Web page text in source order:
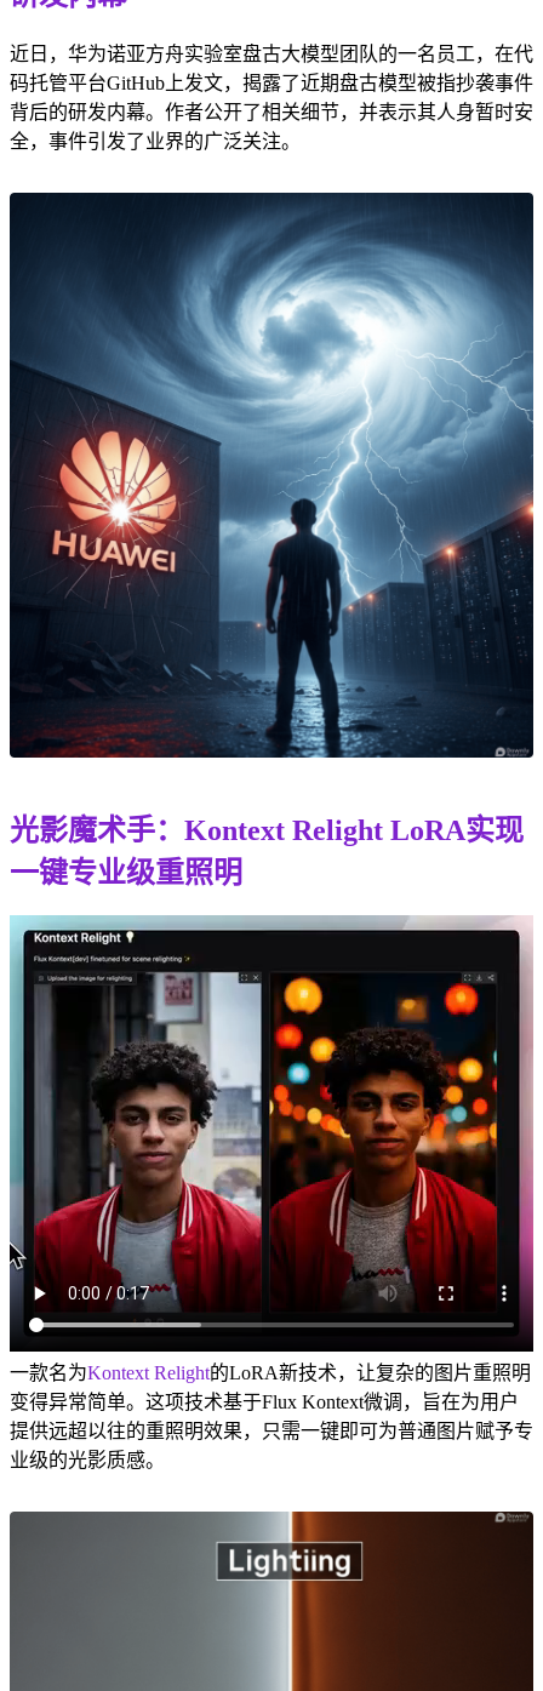
近日，华为诺亚方舟实验室盘古大模型团队的一名员工，在代
码托管平台GitHub上发文，揭露了近期盘古模型被指抄袭事件
背后的研发内幕。作者公开了相关细节，并表示其人身暂时安
全，事件引发了业界的广泛关注。
光影魔术手：Kontext Relight LoRA实现
一键专业级重照明
一款名为Kontext Relight的LoRA新技术，让复杂的图片重照明
变得异常简单。这项技术基于Flux Kontext微调，旨在为用户
提供远超以往的重照明效果，只需一键即可为普通图片赋予专
业级的光影质感。